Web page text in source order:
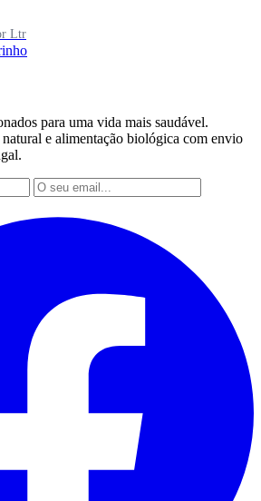
Ltr
para uma vida mais saudável.
e alimentação biológica com envio